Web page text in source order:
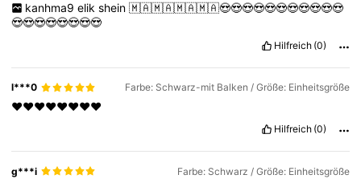
kanhma9 elik shein 🇲🇦🇲🇦🇲🇦🇲🇦😍😍😍😍😍😍😍😍😍😍😍
😍😍😍😍😍😍😍😍
Hilfreich (0)
l***0 Farbe: Schwarz-mit Balken / Größe: Einheitsgröße
❤️❤️❤️❤️❤️❤️❤️❤️
Hilfreich (0)
g***i Farbe: Schwarz / Größe: Einheitsgröße